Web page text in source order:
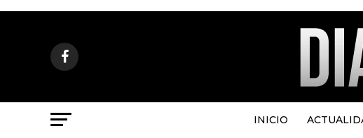
INICIO